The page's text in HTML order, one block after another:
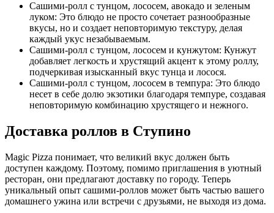
Сашими-ролл с тунцом, лососем, авокадо и зеленым
луком: Это блюдо не просто сочетает разнообразные
вкусы, но и создает неповторимую текстуру, делая
каждый укус незабываемым.
Сашими-ролл с тунцом, лососем и кунжутом: Кунжут
добавляет легкость и хрустящий акцент к этому роллу,
подчеркивая изысканный вкус тунца и лосося.
Сашими-ролл с тунцом, лососем в темпура: Это блюдо
несет в себе долю экзотики благодаря темпуре, создавая
неповторимую комбинацию хрустящего и нежного.
Доставка роллов в Ступино
Magic Pizza понимает, что великий вкус должен быть
доступен каждому. Поэтому, помимо приглашения в уютный
ресторан, они предлагают доставку по городу. Теперь
уникальный опыт сашими-роллов может быть частью вашего
домашнего ужина или встречи с друзьями, не выходя из дома.